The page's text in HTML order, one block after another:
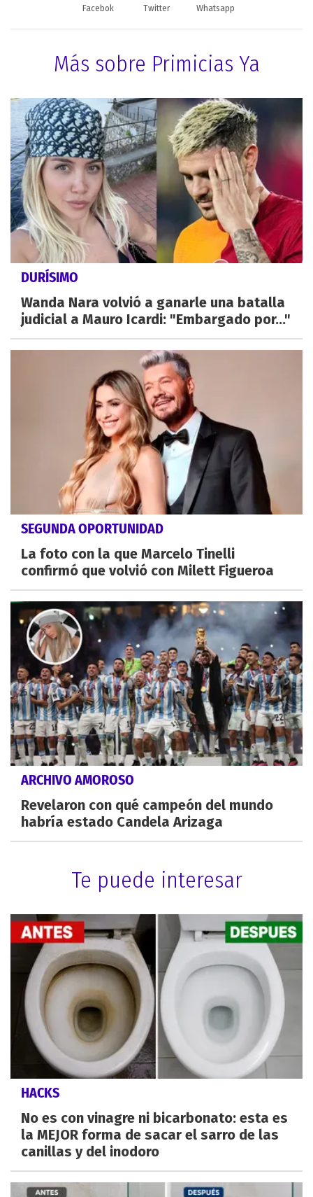
Facebok Twitter Whatsapp
Más sobre Primicias Ya
DURÍSIMO
Wanda Nara volvió a ganarle una batalla
judicial a Mauro Icardi: "Embargado por..."
SEGUNDA OPORTUNIDAD
La foto con la que Marcelo Tinelli
confirmó que volvió con Milett Figueroa
ARCHIVO AMOROSO
Revelaron con qué campeón del mundo
habría estado Candela Arizaga
Te puede interesar
HACKS
No es con vinagre ni bicarbonato: esta es
la MEJOR forma de sacar el sarro de las
canillas y del inodoro